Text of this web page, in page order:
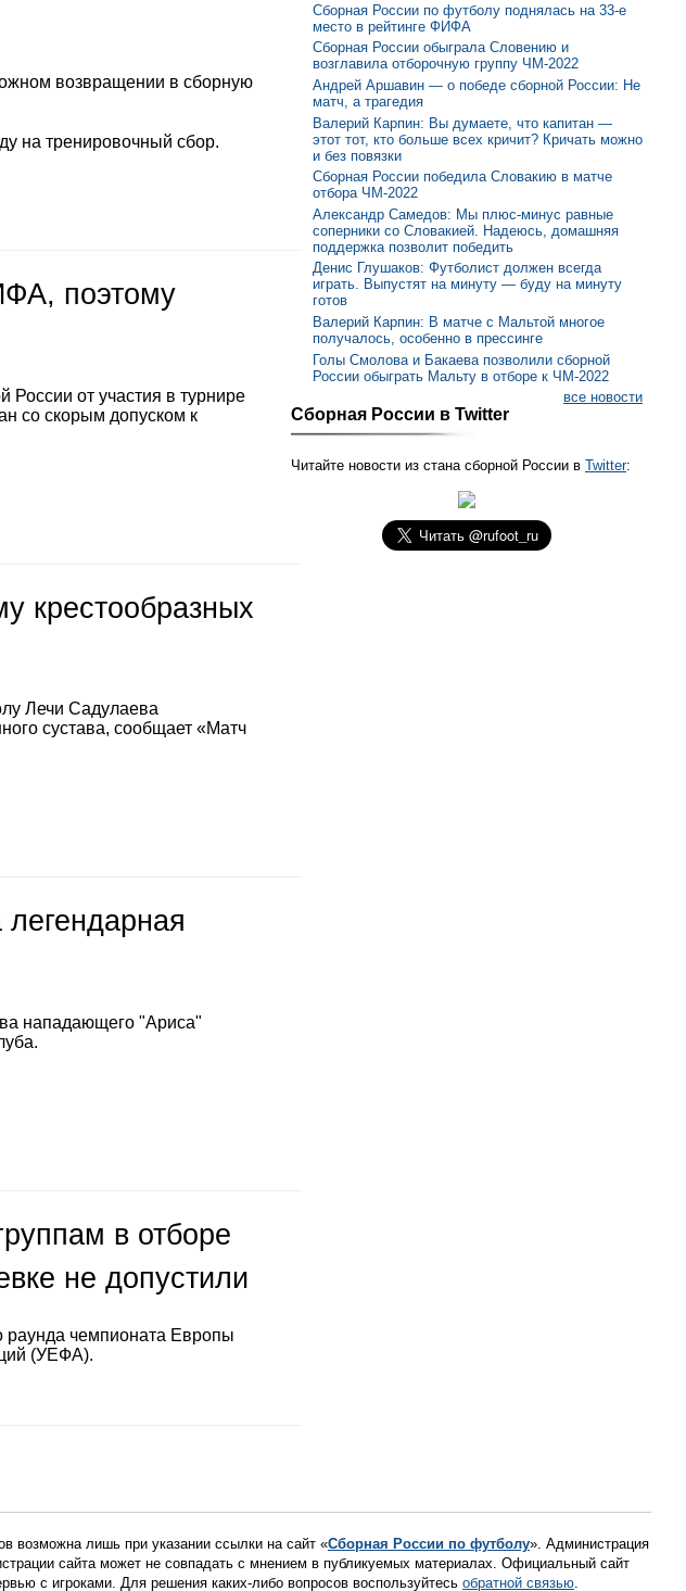
возвращении в сборную
на тренировочный сбор.
поэтому
России от участия в турнире
со скорым допуском к
крестообразных
Лечи Садулаева
сустава, сообщает «Матч
нападающего "Ариса"
в отборе
не допустили
раунда чемпионата Европы
(УЕФА).
Сборная России по футболу поднялась на 33-е
место в рейтинге ФИФА
Сборная России обыграла Словению и
возглавила отборочную группу ЧМ-2022
Андрей Аршавин — о победе сборной России: Не
матч, а трагедия
Валерий Карпин: Вы думаете, что капитан —
этот тот, кто больше всех кричит? Кричать можно
и без повязки
Сборная России победила Словакию в матче
отбора ЧМ-2022
Александр Самедов: Мы плюс-минус равные
соперники со Словакией. Надеюсь, домашняя
поддержка позволит победить
Денис Глушаков: Футболист должен всегда
играть. Выпустят на минуту — буду на минуту
готов
Валерий Карпин: В матче с Мальтой многое
получалось, особенно в прессинге
Голы Смолова и Бакаева позволили сборной
России обыграть Мальту в отборе к ЧМ-2022
все новости
Сборная России в Twitter
Читайте новости из стана сборной России в Twitter:
возможна лишь при указании ссылки на сайт «Сборная России по футболу». Администрация
сайта может не совпадать с мнением в публикуемых материалах. Официальный сайт
с игроками. Для решения каких-либо вопросов воспользуйтесь обратной связью.